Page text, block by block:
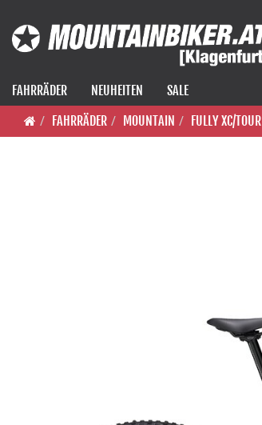
FAHRRÄDER NEUHEITEN
SALE
FAHRRÄDER
MOUNTAIN FULLY XC/TOUR